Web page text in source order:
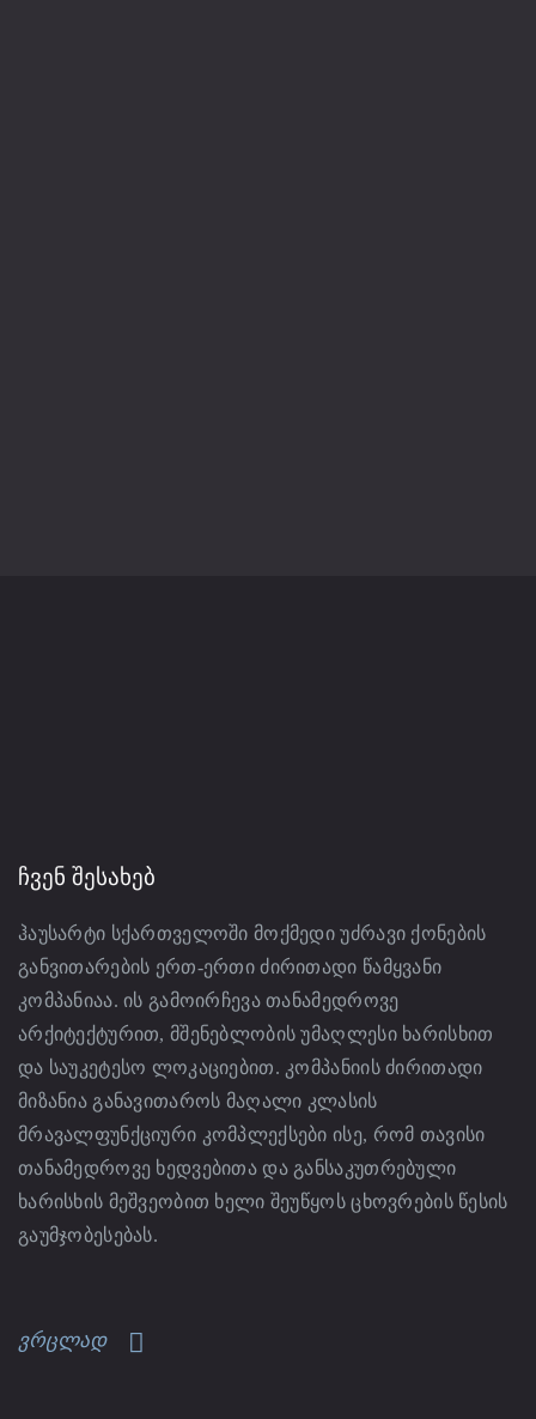
ᲩᲕᲔᲜ ᲨᲔᲡᲐᲮᲔᲑ
ჰაუსარტი სქართველოში მოქმედი უძრავი ქონების
განვითარების ერთ-ერთი ძირითადი წამყვანი
კომპანიაა. ის გამოირჩევა თანამედროვე
არქიტექტურით, მშენებლობის უმაღლესი ხარისხით
და საუკეტესო ლოკაციებით. კომპანიის ძირითადი
მიზანია განავითაროს მაღალი კლასის
მრავალფუნქციური კომპლექსები ისე, რომ თავისი
თანამედროვე ხედვებითა და განსაკუთრებული
ხარისხის მეშვეობით ხელი შეუწყოს ცხოვრების წესის
გაუმჯობესებას.
ვრცლად